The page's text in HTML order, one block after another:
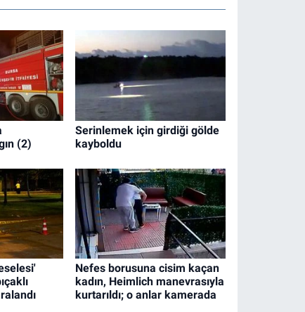
(2)
Serinlemek için girdiği gölde
kayboldu
Nefes borusuna cisim kaçan
kadın, Heimlich manevrasıyla
kurtarıldı; o anlar kamerada